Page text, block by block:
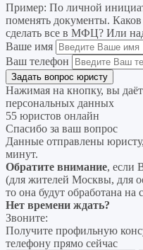
Пример: По личной
поменять документы.
сделать все в МФЦ? Или
Ваше имя
Ваш телефон
Нажимая на кнопку, вы
персональных данных
55 юристов онлайн
Спасибо за ваш вопрос
Данные отправлены
минут.
Обратите внимание, если
(для жителей Москвы, для
то она будут обработана
Нет времени ждать?
Звоните:
Получите профильную
телефону прямо сейчас